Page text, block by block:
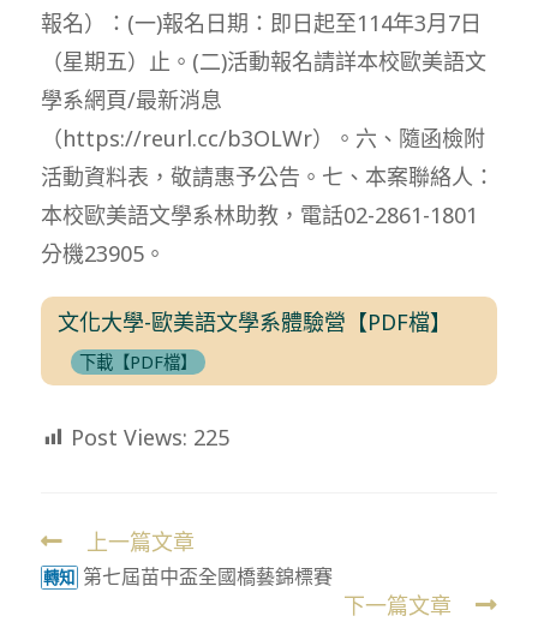
報名）：(一)報名日期：即日起至114年3月7日
（星期五）止。(二)活動報名請詳本校歐美語文
學系網頁/最新消息
（https://reurl.cc/b3OLWr）。六、隨函檢附
活動資料表，敬請惠予公告。七、本案聯絡人：
本校歐美語文學系林助教，電話02-2861-1801
分機23905。
文化大學-歐美語文學系體驗營【PDF檔】
下載【PDF檔】
Post Views: 225
Read
more
上一篇文章
轉知 第七屆苗中盃全國橋藝錦標賽
下一篇文章